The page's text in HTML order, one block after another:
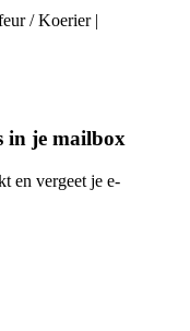
/ Koerier |
in je mailbox
en vergeet je e-